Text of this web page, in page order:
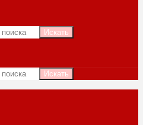
Искать
Искать